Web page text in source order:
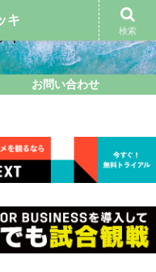
お問い合わせ
キ
検索